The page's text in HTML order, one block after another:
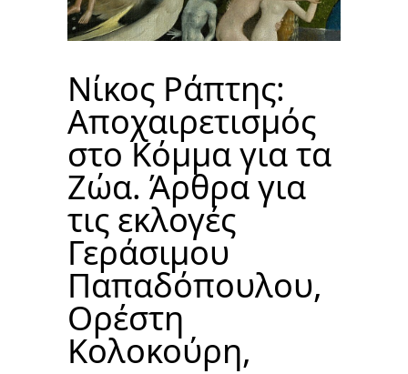
Νίκος Ράπτης:
Αποχαιρετισμός
στο Κόμμα για τα
Ζώα. Άρθρα για
τις εκλογές
Γεράσιμου
Παπαδόπουλου,
Ορέστη
Κολοκούρη,